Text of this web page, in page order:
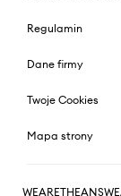
Regulamin
Dane firmy
Twoje Cookies
Mapa strony